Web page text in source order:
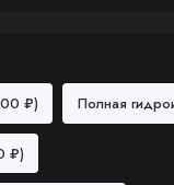
₽) Полная
₽)